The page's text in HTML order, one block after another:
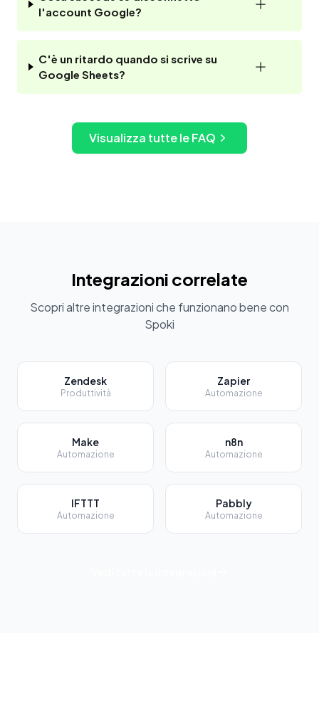
l'account Google?
C'è un ritardo quando si scrive su
Google Sheets?
Visualizza tutte le FAQ
Integrazioni correlate
Scopri altre integrazioni che funzionano bene con
Spoki
Zendesk
Produttività
Zapier
Automazione
Make
Automazione
n8n
Automazione
IFTTT
Automazione
Pabbly
Automazione